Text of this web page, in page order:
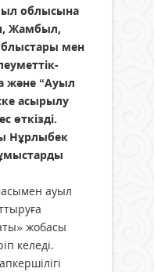
облысына
Жамбыл,
мен
және “Ауыл
асырылу
өткізді.
Нұрлыбек
ауыл
жобасы
келеді.